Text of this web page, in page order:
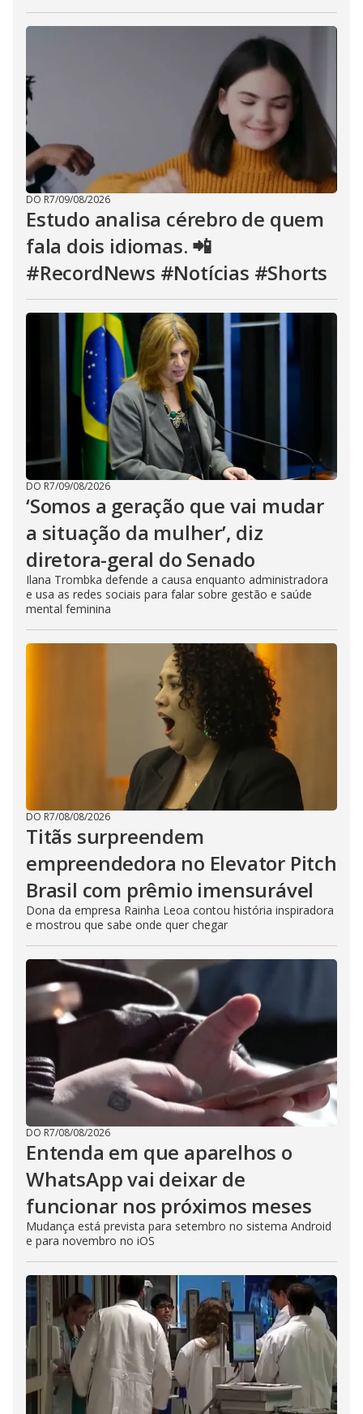
DO R7/09/08/2026
Estudo analisa cérebro de quem
fala dois idiomas. 📲
#RecordNews #Notícias #Shorts
DO R7/09/08/2026
‘Somos a geração que vai mudar
a situação da mulher’, diz
diretora-geral do Senado
Ilana Trombka defende a causa enquanto administradora
e usa as redes sociais para falar sobre gestão e saúde
mental feminina
DO R7/08/08/2026
Titãs surpreendem
empreendedora no Elevator Pitch
Brasil com prêmio imensurável
Dona da empresa Rainha Leoa contou história inspiradora
e mostrou que sabe onde quer chegar
DO R7/08/08/2026
Entenda em que aparelhos o
WhatsApp vai deixar de
funcionar nos próximos meses
Mudança está prevista para setembro no sistema Android
e para novembro no iOS